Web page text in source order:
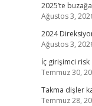
2025’te
Ağustos 3,
2024
Ağustos 3,
İç girişimci risk
Temmuz 30,
Takma dişler
Temmuz 28,